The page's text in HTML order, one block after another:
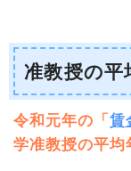
准教授の平
令和元年の「賃
学准教授の平